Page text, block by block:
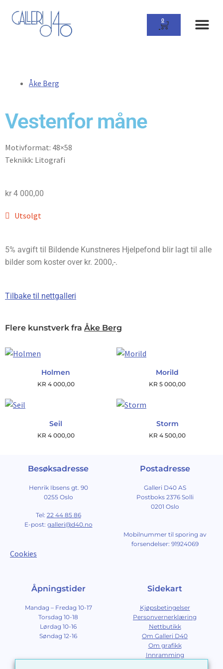
0
Åke Berg
Vestenfor måne
Motivformat: 48×58
Teknikk: Litografi
kr 4 000,00
Utsolgt
5% avgift til Bildende Kunstneres Hjelpefond blir lagt til alle
bilder som koster over kr. 2000,-.
Tilbake til nettgalleri
Flere kunstverk fra Åke Berg
Holmen
KR 4 000,00
Morild
KR 5 000,00
Seil
KR 4 000,00
Storm
KR 4 500,00
Besøksadresse
Henrik Ibsens gt. 90
0255 Oslo
Tel: 22 44 85 86
E-post: galleri@d40.no
Cookies
Postadresse
Galleri D40 AS
Postboks 2376 Solli
0201 Oslo
Mobilnummer til sporing av
forsendelser: 91924069
Åpningstider
Mandag – Fredag 10-17
Torsdag 10-18
Lørdag 10-16
Søndag 12-16
Sidekart
Kjøpsbetingelser
Personvernerklæring
Nettbutikk
Om Galleri D40
Om grafikk
Innramming